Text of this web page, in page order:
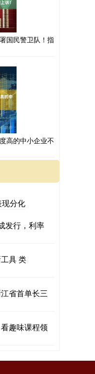
国民警卫队！指
高的中小企业不
分化
发行，利率
具 类
省首单长三
趣味课程领